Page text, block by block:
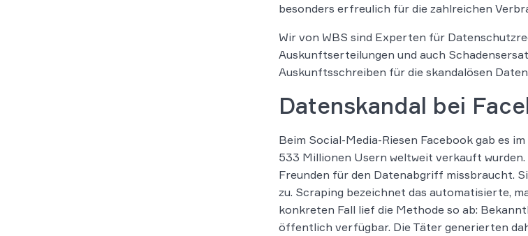
besonders erfreulich für die zahlreichen
Wir von WBS sind Experten für
Auskunftserteilungen und auch
Auskunftsschreiben für die skandalösen
Datenskandal bei
Beim Social-Media-Riesen Facebook gab es
533 Millionen Usern weltweit verkauft
Freunden für den Datenabgriff missbraucht.
zu. Scraping bezeichnet das automatisierte,
konkreten Fall lief die Methode so ab:
öffentlich verfügbar. Die Täter generierten